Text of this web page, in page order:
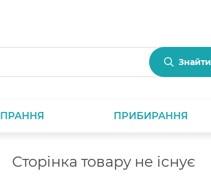
Знайти
ПРАННЯ ПРИБИРАННЯ
Сторінка товару не існує